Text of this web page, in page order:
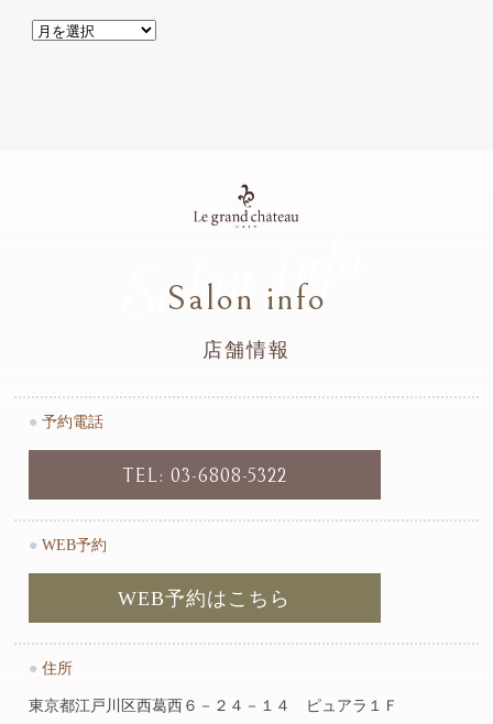
Salon info
Salon info
店舗情報
● 予約電話
TEL: 03-6808-5322
● WEB予約
WEB予約はこちら
● 住所
東京都江戸川区西葛西６－２４－１４ ピュアラ１Ｆ